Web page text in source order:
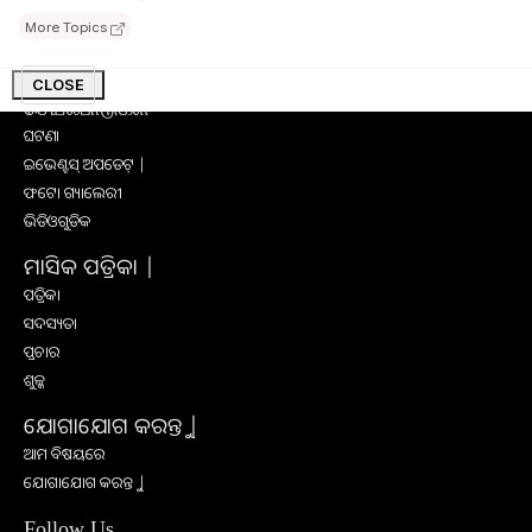
More Topics
CLOSE
ସାକ୍ଷାତକାର
ସଫଳ କାହାଣୀ
ଅନ୍ୟାନ୍ୟ
செயல்பாடுகள்
ଘଟଣା
ଇଭେଣ୍ଟସ୍ ଅପଡେଟ୍ |
ଫଟୋ ଗ୍ୟାଲେରୀ
ଭିଡିଓଗୁଡିକ
ମାସିକ ପତ୍ରିକା |
ପତ୍ରିକା
ସଦସ୍ୟତା
ପ୍ରଚାର
ଶୁଳ୍କ
ଯୋଗାଯୋଗ କରନ୍ତୁ |
ଆମ ବିଷୟରେ
ଯୋଗାଯୋଗ କରନ୍ତୁ |